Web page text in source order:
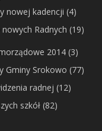
nowej kadencji (4)
Radnych (19)
2014 (3)
Gminy Srokowo (77)
radnej (12)
szkół (82)